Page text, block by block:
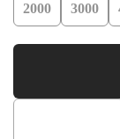
2000 3000